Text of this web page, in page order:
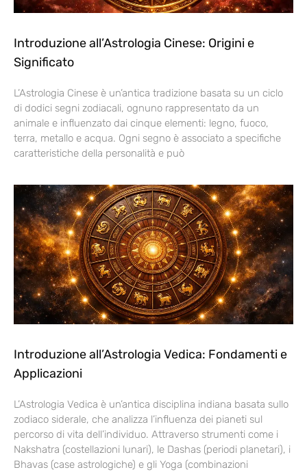
Introduzione all’Astrologia Cinese: Origini e
Significato
L’Astrologia Cinese è un’antica tradizione basata su un ciclo
di dodici segni zodiacali, ognuno rappresentato da un
animale e influenzato dai cinque elementi: legno, fuoco,
terra, metallo e acqua. Ogni segno è associato a specifiche
caratteristiche della personalità e può
Introduzione all’Astrologia Vedica: Fondamenti e
Applicazioni
L’Astrologia Vedica è un’antica disciplina indiana basata sullo
zodiaco siderale, che analizza l’influenza dei pianeti sul
percorso di vita dell’individuo. Attraverso strumenti come i
Nakshatra (costellazioni lunari), le Dashas (periodi planetari), i
Bhavas (case astrologiche) e gli Yoga (combinazioni